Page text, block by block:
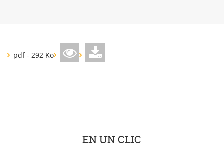
pdf - 292 Ko
EN UN CLIC